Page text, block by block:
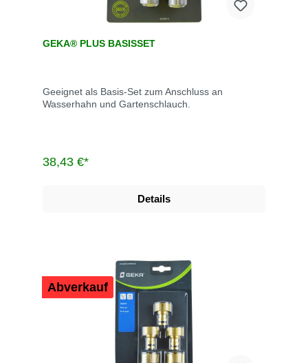
GEKA® PLUS BASISSET
Geeignet als Basis-Set zum Anschluss an
Wasserhahn und Gartenschlauch.
38,43 €*
Details
Abverkauf